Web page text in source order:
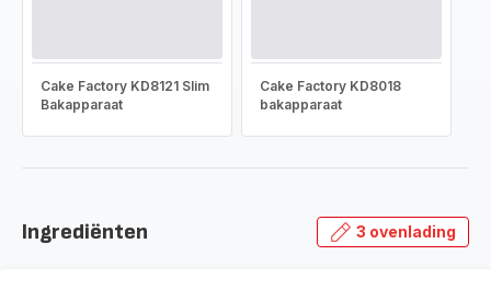
Cake Factory KD8121 Slim
Bakapparaat
Cake Factory KD8018
bakapparaat
Ingrediënten 3 ovenlading